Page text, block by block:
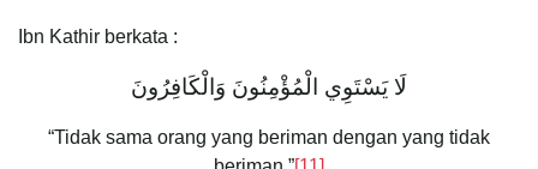
Ibn Kathir berkata :
لَا يَسْتَوِي الْمُؤْمِنُونَ وَالْكَافِرُونَ
“Tidak sama orang yang beriman dengan yang tidak